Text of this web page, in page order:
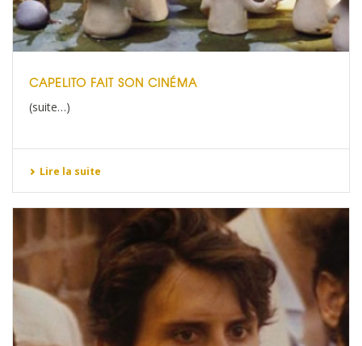
CAPELITO FAIT SON CINÉMA
(suite…)
Lire la suite